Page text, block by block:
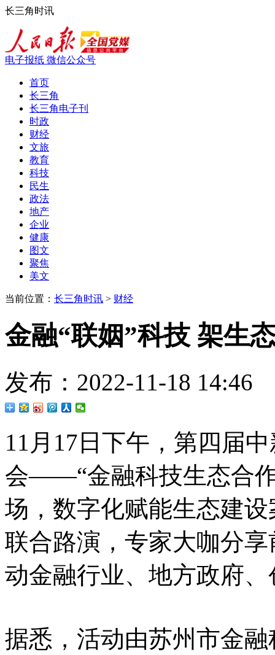
长三角时讯
电子报纸 微信公众号
首页
长三角
长三角电子刊
时政
财经
文旅
教育
科技
民生
政法
地产
企业
健康
图文
聚焦
美文
当前位置： 长三角时讯 > 财经
金融“联姻”科技 架生
发布：2022-11-18
11月17日下午，第四届
会——“金融科技生态合
场，数字化赋能生态建
联合路演，专家大咖分
动金融行业、地方政府
据悉，活动由苏州市金